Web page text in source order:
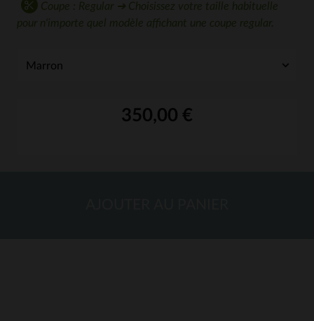
Coupe : Regular ➔ Choisissez votre taille habituelle
pour n'importe quel modèle affichant une coupe regular.
350,00 €